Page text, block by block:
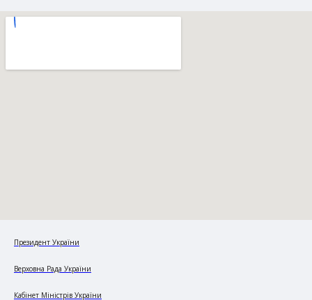
Президент України
Верховна Рада України
Кабінет Міністрів України